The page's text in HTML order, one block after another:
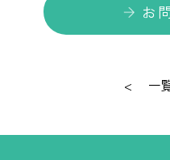
お
< 一